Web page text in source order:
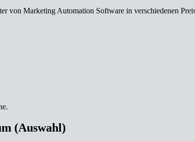
von Marketing Automation Software in verschiedenen
(Auswahl)